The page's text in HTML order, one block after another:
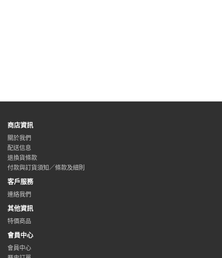
商店資訊
關於我們
配送信息
退換貨條款
付款與訂貨須知／條款及細則
客戶服務
連絡我們
其他資訊
特價商品
會員中心
會員中心